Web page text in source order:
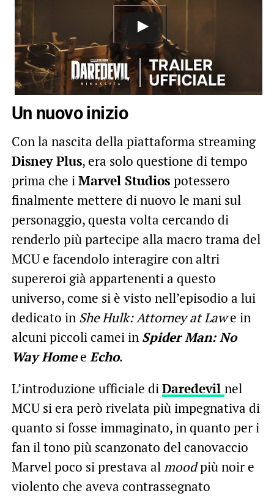
Un nuovo inizio
Con la nascita della piattaforma streaming
Disney Plus, era solo questione di tempo
prima che iMarvel Studios potessero
finalmente mettere di nuovo le mani sul
personaggio, questa volta cercando di
renderlo più partecipe alla macro trama del
MCU e facendolo interagire con altri
supereroi già appartenenti a questo
universo, come si è visto nell’episodio a lui
dedicato in She Hulk: Attorney at Lawe in
alcuni piccoli camei in Spider Man: No
Way Homee Echo.
L’introduzione ufficiale diDaredevil nel
MCU si era però rivelata più impegnativa di
quanto si fosse immaginato, in quanto per i
fan il tono più scanzonato del canovaccio
Marvel poco si prestava almoodpiù noir e
violento che aveva contrassegnato